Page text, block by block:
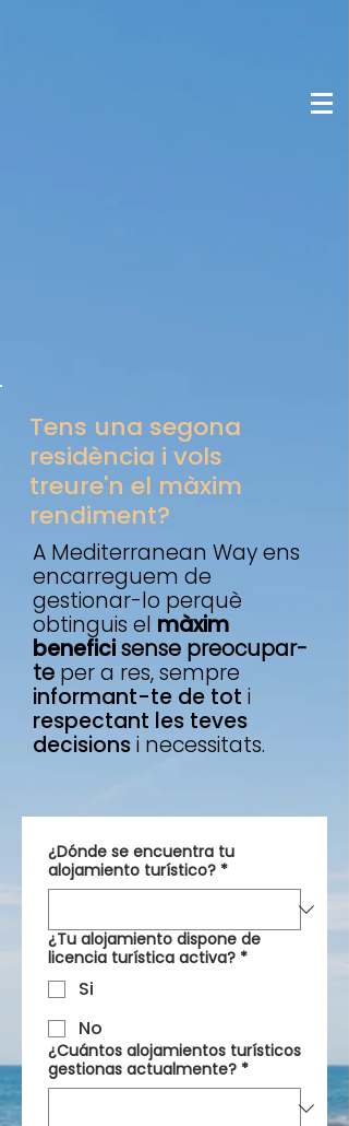
Tens una segona
residència i vols
treure'n el màxim
rendiment?
A Mediterranean Way ens
encarreguem de
gestionar-lo perquè
obtinguis el màxim
beneficisense preocupar-
te per a res, sempre
informant-te de tot i
respectant les teves
decisionsi necessitats.
¿Dónde se encuentra tu
alojamiento turístico? *
¿Tu alojamiento dispone de
licencia turística activa? *
Si
No
¿Cuántos alojamientos turísticos
gestionas actualmente? *